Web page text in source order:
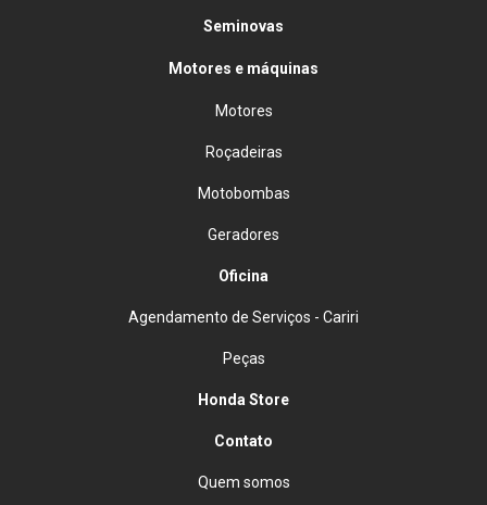
Seminovas
Motores e máquinas
Motores
Roçadeiras
Motobombas
Geradores
Oficina
Agendamento de Serviços - Cariri
Peças
Honda Store
Contato
Quem somos